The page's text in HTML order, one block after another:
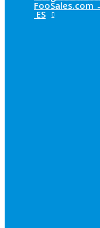
FooSales.com
ES